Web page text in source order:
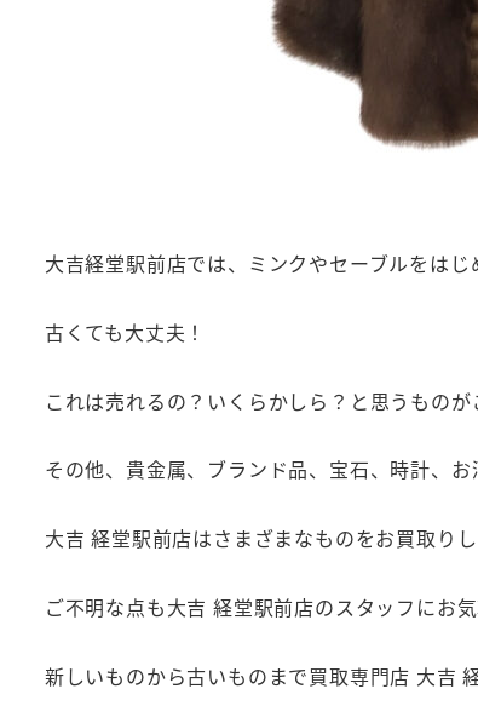
大吉経堂駅前店では、ミンクやセーブルをは
古くても大丈夫！
これは売れるの？いくらかしら？と思うもの
その他、貴金属、ブランド品、宝石、時計、
大吉 経堂駅前店はさまざまなものをお買取りし
ご不明な点も大吉 経堂駅前店のスタッフにお
新しいものから古いものまで買取専門店 大吉